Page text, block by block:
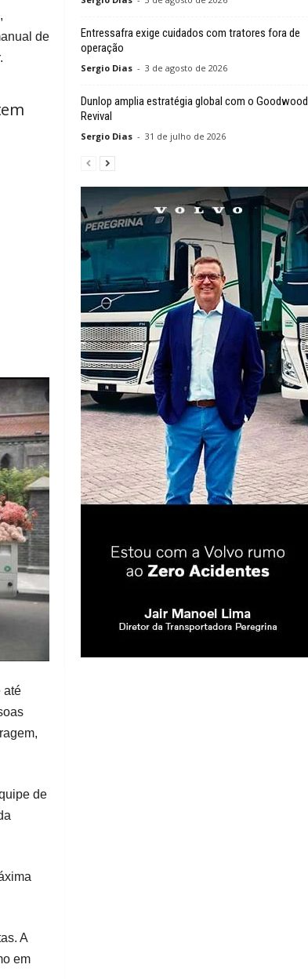
de
até
de
A
em
Entressafra exige cuidados com tratores fora de
operação
Sergio Dias - 3 de agosto de 2026
Dunlop amplia estratégia global com o Goodwood
Revival
Sergio Dias - 31 de julho de 2026